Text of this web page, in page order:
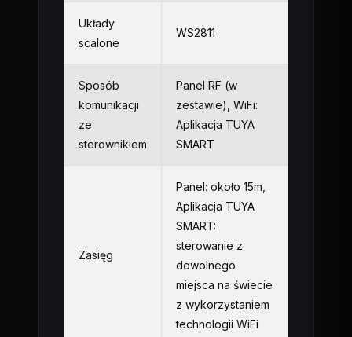
Układy
scalone
WS2811
Sposób
komunikacji
ze
sterownikiem
Panel RF (w
zestawie), WiFi:
Aplikacja TUYA
SMART
Zasięg
Panel: około 15m,
Aplikacja TUYA
SMART:
sterowanie z
dowolnego
miejsca na świecie
z wykorzystaniem
technologii WiFi